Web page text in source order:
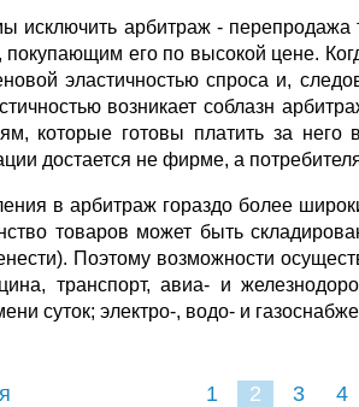
исключить арбитраж - перепродажа
покупающим его по высокой цене.
эластичностью спроса и,
возникает соблазн
которые готовы платить за
достается не фирме, а
в арбитраж гораздо более
товаров может быть
Поэтому возможности
транспорт, авиа- и
суток; электро-, водо- и
1 2 3 4